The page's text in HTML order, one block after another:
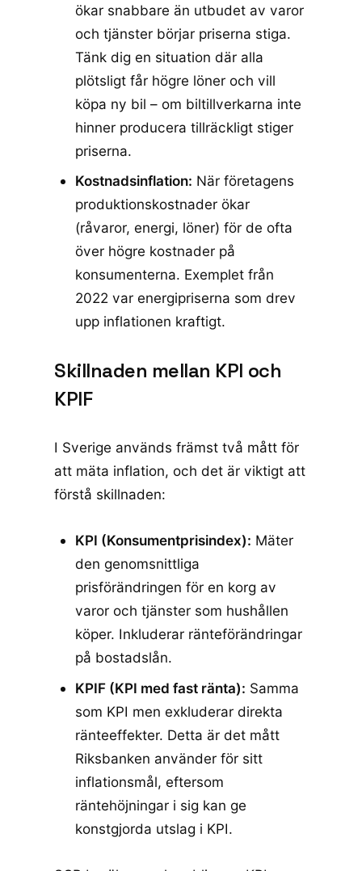
ökar snabbare än utbudet av varor
och tjänster börjar priserna stiga.
Tänk dig en situation där alla
plötsligt får högre löner och vill
köpa ny bil – om biltillverkarna inte
hinner producera tillräckligt stiger
priserna.
Kostnadsinflation: När företagens
produktionskostnader ökar
(råvaror, energi, löner) för de ofta
över högre kostnader på
konsumenterna. Exemplet från
2022 var energipriserna som drev
upp inflationen kraftigt.
Skillnaden mellan KPI och
KPIF
I Sverige används främst två mått för
att mäta inflation, och det är viktigt att
förstå skillnaden:
KPI (Konsumentprisindex): Mäter
den genomsnittliga
prisförändringen för en korg av
varor och tjänster som hushållen
köper. Inkluderar ränteförändringar
på bostadslån.
KPIF (KPI med fast ränta): Samma
som KPI men exkluderar direkta
ränteeffekter. Detta är det mått
Riksbanken använder för sitt
inflationsmål, eftersom
räntehöjningar i sig kan ge
konstgjorda utslag i KPI.